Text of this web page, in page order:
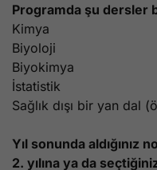
Programda şu dersler
Kimya
Biyoloji
Biyokimya
İstatistik
Sağlık dışı bir yan dal
Yıl sonunda aldığınız
2. yılına ya da